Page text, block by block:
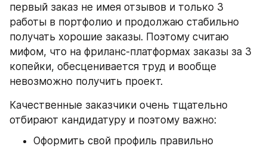
первый заказ не имея отзывов и только 3
работы в портфолио и продолжаю стабильно
получать хорошие заказы. Поэтому считаю
мифом, что на фриланс-платформах заказы за 3
копейки, обесценивается труд и вообще
невозможно получить проект.
Качественные заказчики очень тщательно
отбирают кандидатуру и поэтому важно:
Оформить свой профиль правильно